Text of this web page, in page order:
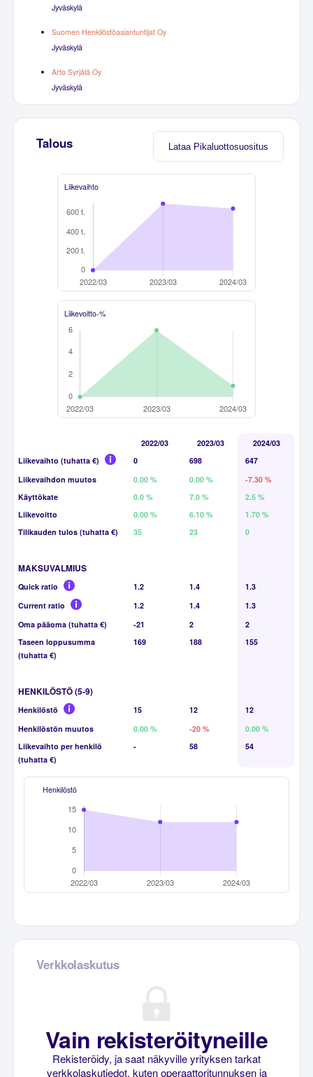
Jyväskylä
Suomen Henkilöstöasiantuntijat Oy
Jyväskylä
Arto Syrjälä Oy
Jyväskylä
Lataa Pikaluottosuositus
Talous
Liikevaihto
Liikevoitto-%
2022/03 2023/03
2024/03
Liikevaihto (tuhatta €)
0 698
647
Liikevaihdon muutos
0.00 % 0.00 %
-7.30 %
Käyttökate
0.0 % 7.0 %
2.5 %
Liikevoitto
0.00 % 6.10 %
1.70 %
Tilikauden tulos (tuhatta €)
35 23 0
MAKSUVALMIUS
Quick ratio 1.2 1.4
1.3
Current ratio
1.2 1.4
1.3
Oma pääoma (tuhatta €)
-21 2
2
Taseen loppusumma
(tuhatta €)
169 188 155
HENKILÖSTÖ (5-9)
Henkilöstö 15 12
12
Henkilöstön muutos
0.00 % -20 %
0.00 %
Liikevaihto per henkilö
(tuhatta €)
- 58 54
Henkilöstö
Verkkolaskutus
Vain rekisteröityneille
Rekisteröidy, ja saat näkyville yrityksen tarkat
verkkolaskutiedot, kuten operaattoritunnuksen ja